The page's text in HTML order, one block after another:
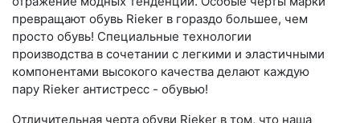
превращают обувь Rieker в гораздо большее, чем
просто обувь! Специальные технологии
производства в сочетании с легкими и эластичными
компонентами высокого качества делают каждую
пару Rieker антистресс - обувью!
Отличительная черта обуви Rieker в том, что наша